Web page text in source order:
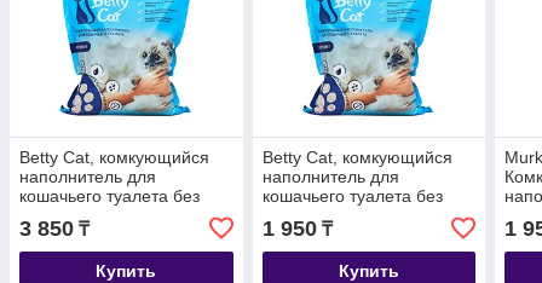
Betty Cat, комкующийся
наполнитель для
кошачьего туалета без
аромата, 10л.(8 кг)
3 850 ₸
Купить
Betty Cat, комкующийся
наполнитель для
кошачьего туалета без
аромата, 5л.(4 кг)
1 950₸
Купить
(4
1